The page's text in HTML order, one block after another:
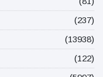
(237)
(13938)
(122)